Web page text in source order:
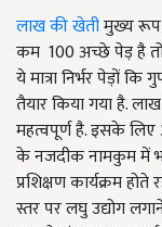
लाख की खेतीमुख्य रूप
कम 100 अच्छे पेड़ है
ये मात्रा निर्भर पेड़ों
तैयार किया गया है.
महत्वपूर्ण है. इसके लिए
के नजदीक नामकुम में
प्रशिक्षण कार्यक्रम
स्तर पर लघु उद्योग